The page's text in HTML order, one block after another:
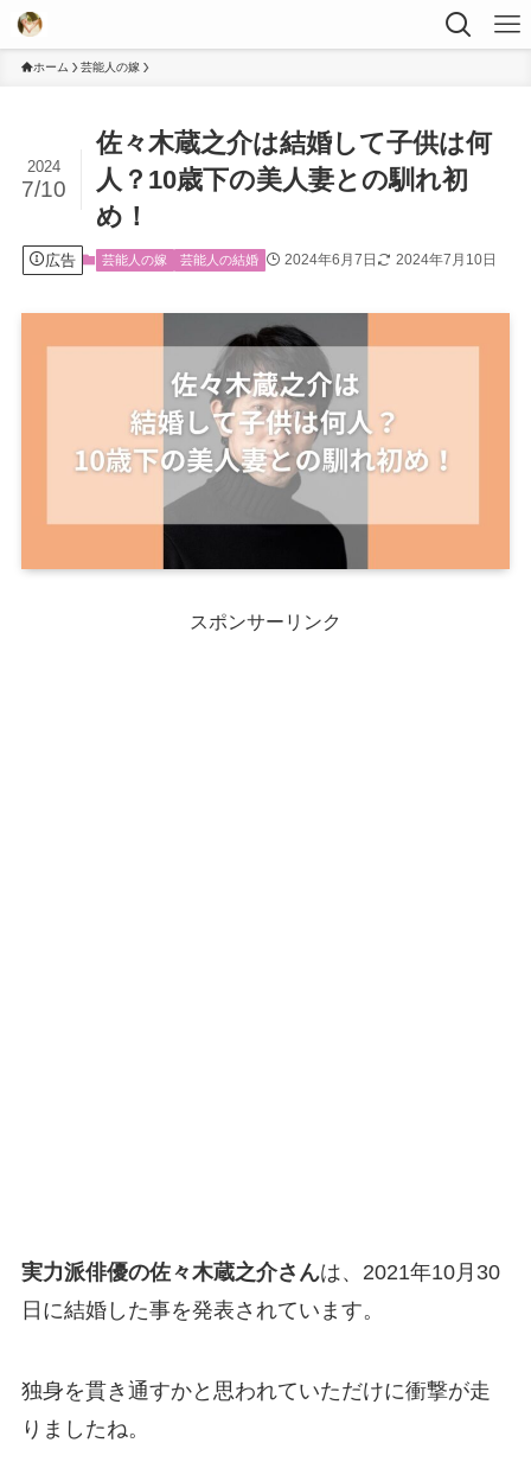
ホーム 芸能人の嫁
佐々木蔵之介は結婚して子供は何
人？10歳下の美人妻との馴れ初
め！
2024
7/10
広告 芸能人の嫁 芸能人の結婚 2024年6月7日 2024年7月10日
スポンサーリンク
実力派俳優の佐々木蔵之介さんは、2021年10月30
日に結婚した事を発表されています。
独身を貫き通すかと思われていただけに衝撃が走
りましたね。